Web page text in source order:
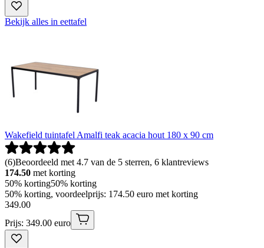
Bekijk alles in eettafel
Wakefield tuintafel Amalfi teak acacia hout 180 x 90 cm
(6)Beoordeeld met 4.7 van de 5 sterren, 6 klantreviews
174.50 met korting
50% korting50% korting
50% korting, voordeelprijs: 174.50 euro met korting
349.00
Prijs: 349.00 euro